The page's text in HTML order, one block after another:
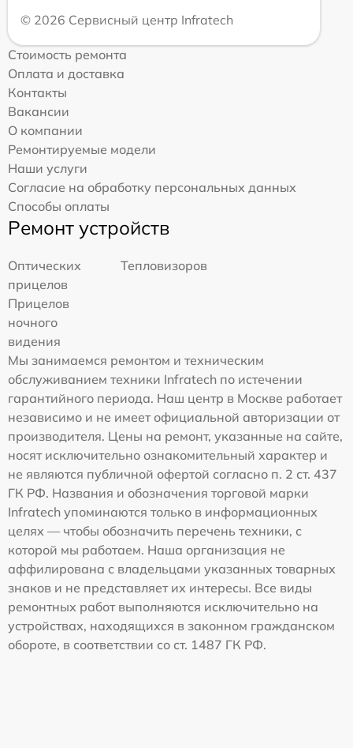
© 2026 Сервисный центр Infratech
Стоимость ремонта
Оплата и доставка
Контакты
Вакансии
О компании
Ремонтируемые модели
Наши услуги
Согласие на обработку персональных данных
Способы оплаты
Ремонт устройств
Оптических
прицелов
Тепловизоров
Прицелов
ночного
видения
Мы занимаемся ремонтом и техническим
обслуживанием техники Infratech по истечении
гарантийного периода. Наш центр в Москве работает
независимо и не имеет официальной авторизации от
производителя. Цены на ремонт, указанные на сайте,
носят исключительно ознакомительный характер и
не являются публичной офертой согласно п. 2 ст. 437
ГК РФ. Названия и обозначения торговой марки
Infratech упоминаются только в информационных
целях — чтобы обозначить перечень техники, с
которой мы работаем. Наша организация не
аффилирована с владельцами указанных товарных
знаков и не представляет их интересы. Все виды
ремонтных работ выполняются исключительно на
устройствах, находящихся в законном гражданском
обороте, в соответствии со ст. 1487 ГК РФ.